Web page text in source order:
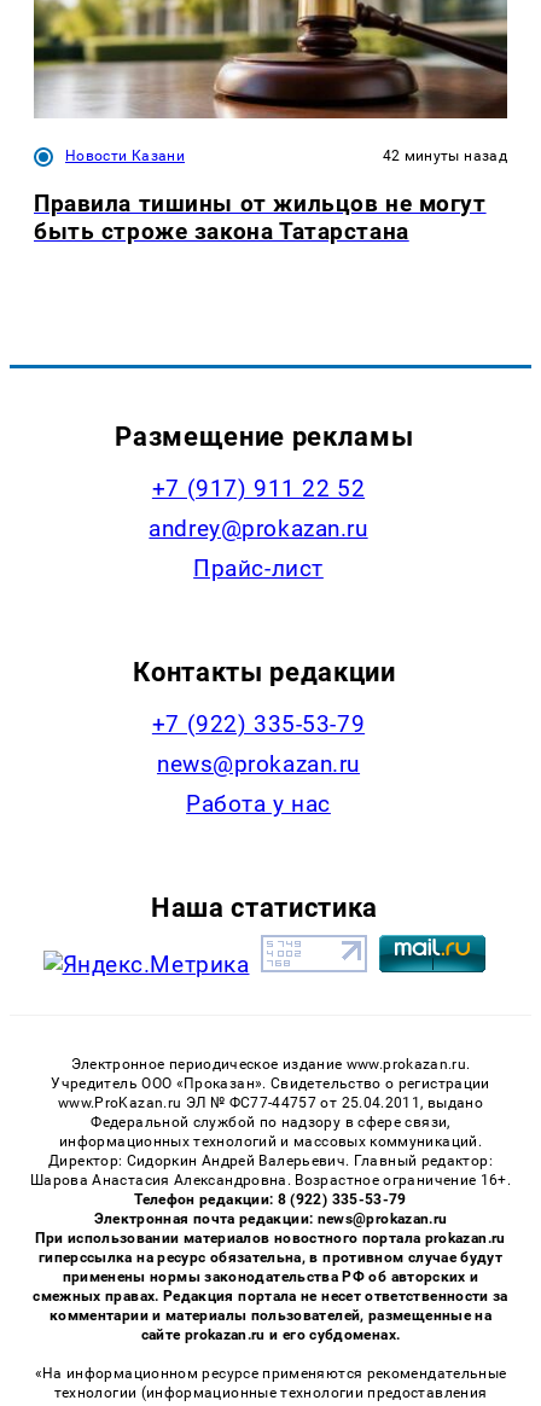
Новости Казани 42 минуты назад
Правила тишины от жильцов не могут
быть строже закона Татарстана
Размещение рекламы
+7 (917) 911 22 52
andrey@prokazan.ru
Прайс-лист
Контакты редакции
+7 (922) 335-53-79
news@prokazan.ru
Работа у нас
Наша статистика
Электронное периодическое издание www.prokazan.ru.
Учредитель ООО «Проказан». Cвидетельство о регистрации
www.ProKazan.ru ЭЛ № ФС77-44757 от 25.04.2011, выдано
Федеральной службой по надзору в сфере связи,
информационных технологий и массовых коммуникаций.
Директор: Сидоркин Андрей Валерьевич. Главный редактор:
Шарова Анастасия Александровна. Возрастное ограничение 16+.
Телефон редакции: 8 (922) 335-53-79
Электронная почта редакции: news@prokazan.ru
При использовании материалов новостного портала prokazan.ru
гиперссылка на ресурс обязательна, в противном случае будут
применены нормы законодательства РФ об авторских и
смежных правах. Редакция портала не несет ответственности за
комментарии и материалы пользователей, размещенные на
сайте prokazan.ru и его субдоменах.
«На информационном ресурсе применяются рекомендательные
технологии (информационные технологии предоставления